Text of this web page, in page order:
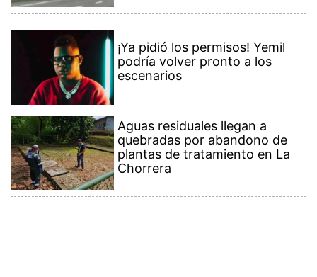
¡Ya pidió los permisos! Yemil
podría volver pronto a los
escenarios
Aguas residuales llegan a
quebradas por abandono de
plantas de tratamiento en La
Chorrera